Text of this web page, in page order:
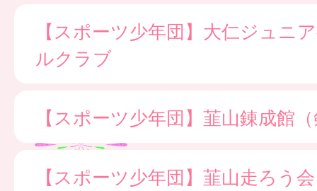
【スポーツ少年団】大仁ジュニ
ルクラブ
【スポーツ少年団】韮山錬成館
【スポーツ少年団】韮山走ろう